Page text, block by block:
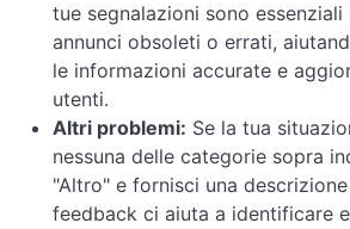
tue segnalazioni sono
annunci obsoleti o errati,
le informazioni accurate e
utenti.
Altri problemi: Se la tua
nessuna delle categorie sopra
"Altro" e fornisci una
feedback ci aiuta a identificare